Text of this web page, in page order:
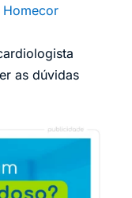
Homecor
as dúvidas